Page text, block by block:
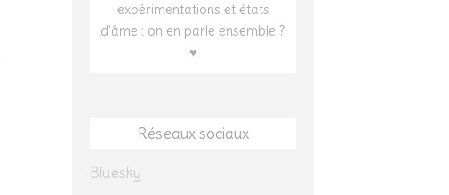
expérimentations et états
d'âme : on en parle ensemble ?
♥
Réseaux sociaux
Bluesky